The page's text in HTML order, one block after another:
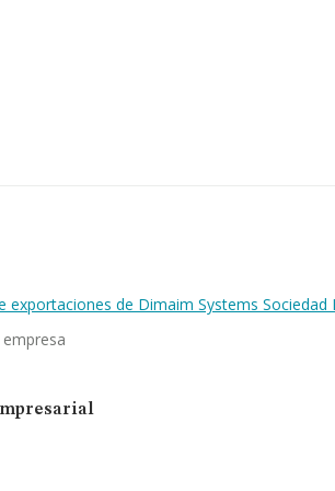
exportaciones de Dimaim Systems Sociedad